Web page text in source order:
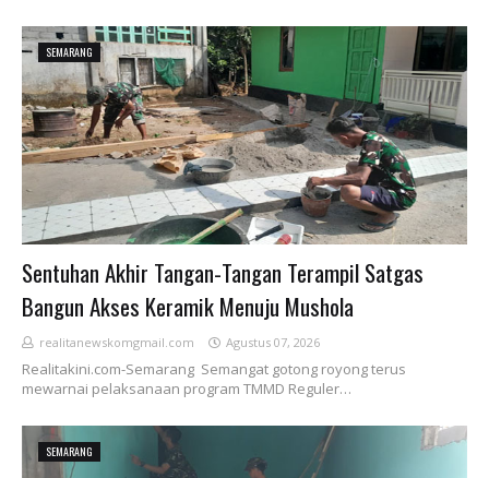
SEMARANG
Sentuhan Akhir Tangan-Tangan Terampil Satgas
Bangun Akses Keramik Menuju Mushola
realitanewskomgmail.com Agustus 07, 2026
Realitakini.com-Semarang Semangat gotong royong terus
mewarnai pelaksanaan program TMMD Reguler…
SEMARANG